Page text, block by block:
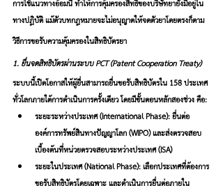
การใช้แนวทางอ้อมนี้ ทำให้การคุ้มครองสิทธิของบริษัทยายังมีอยู่ใน
ทางปฏิบัติ แม้ตัวบทกฎหมายจะไม่อนุญาตให้จดตัวยาโดยตรงก็ตาม
วิธีการขอรับความคุ้มครองในสิทธิบัตรยา
1. ยื่นจดสิทธิบัตรผ่านระบบ PCT (Patent Cooperation Treaty)
ระบบนี้เปิดโอกาสให้ผู้ยื่นสามารถยื่นขอรับสิทธิบัตรใน 158 ประเทศ
ทั่วโลกภายใต้การดำเนินการครั้งเดียว โดยมีขั้นตอนหลักสองช่วง คือ:
ระยะระหว่างประเทศ (International Phase): ยื่นต่อ
องค์การทรัพย์สินทางปัญญาโลก (WIPO) และส่งตรวจสอบ
เบื้องต้นที่หน่วยตรวจสอบระหว่างประเทศ (ISA)
ระยะในประเทศ (National Phase): เลือกประเทศที่ต้องการ